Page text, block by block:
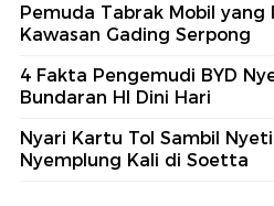
Pemuda Tabrak Mobil yang
Kawasan Gading Serpong
4 Fakta Pengemudi BYD
Bundaran HI Dini Hari
Nyari Kartu Tol Sambil
Nyemplung Kali di Soetta